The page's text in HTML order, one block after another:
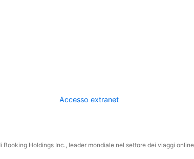
Accesso extranet
Booking Holdings Inc., leader mondiale nel settore dei viaggi